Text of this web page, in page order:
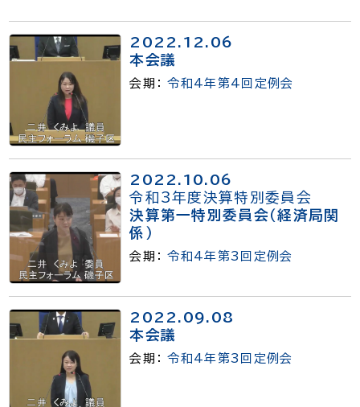
ッ
プ
2022.12.06
本会議
会期：令和4年第4回定例会
2022.10.06
令和3年度決算特別委員会
決算第一特別委員会（経済局関
係）
会期：令和4年第3回定例会
2022.09.08
本会議
会期：令和4年第3回定例会